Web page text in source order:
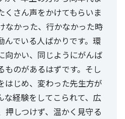
くさん声をかけてもらいま
なかった、行かなかった時
んでいる人ばかりです。環
向かい、同じようにがんば
ものがあるはずです。そし
はじめ、変わった先生方が
な経験をしてこられて、広
押しつけず、温かく見守る